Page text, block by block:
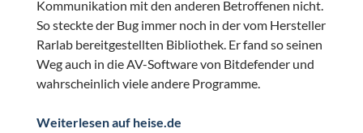
Kommunikation mit den anderen Betroffenen nicht.
So steckte der Bug immer noch in der vom Hersteller
Rarlab bereitgestellten Bibliothek. Er fand so seinen
Weg auch in die AV-Software von Bitdefender und
wahrscheinlich viele andere Programme.
Weiterlesen auf heise.de